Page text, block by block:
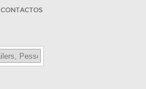
CONTACTOS